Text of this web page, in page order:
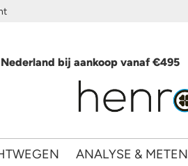
Nederland bij aankoop vanaf €495
ANALYSE & METEN